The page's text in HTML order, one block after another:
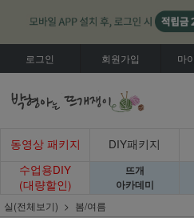
로그인 회원가입 마
동영상 패키지 DIY패키지
수업용DIY
(대량할인)
뜨개
아카데미
실(전체보기) 봄/여름